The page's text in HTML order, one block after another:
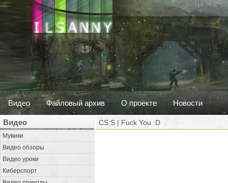
Видео Файловый архив О проекте Новости
Видео
Мувики
Видео обзоры
Видео уроки
Киберспорт
CS:S | Fuck You :D